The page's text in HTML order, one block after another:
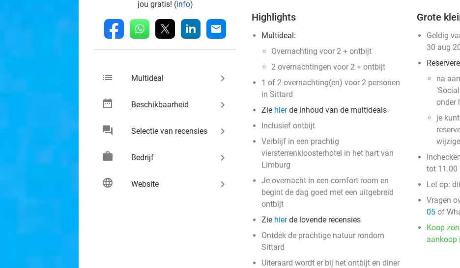
jou gratis! (info)
fb whatsapp linkedin mail
list Multideal keyboard_arrow_right
date_range Beschikbaarheid keyboard_arrow_right
chat Selectie van recensies keyboard_arrow_right
work Bedrijf keyboard_arrow_right
language Website keyboard_arrow_right
Highlights
Multideal:
Overnachting voor 2 + ontbijt
2 overnachtingen voor 2 + ontbijt
1 of 2 overnachting(en) voor 2 personen
in Sittard
Zie hierde inhoud van de multideals
Inclusief ontbijt
Verblijf in een prachtig
viersterrenkloosterhotel in het hart van
Limburg
Je overnacht in een comfort room en
begint de dag goed met een uitgebreid
ontbijt
Zie hierde lovende recensies
Ontdek de prachtige natuur rondom
Sittard
Uiteraard wordt er bij het ontbijt en diner
Grote
Geldig
30 aug
na
onder
je
tot 11.00
Let op:
Vragen
05 of
Koop
aankoop